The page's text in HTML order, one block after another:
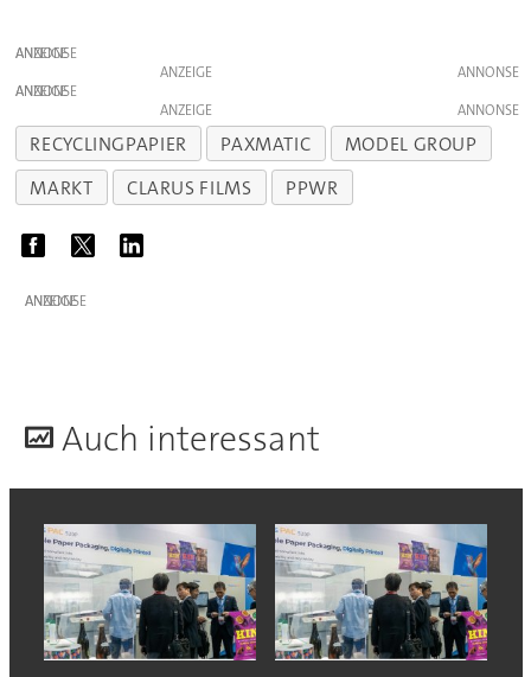
ANZEIGE
ANZEIGE
ANZEIGE
ANZEIGE
RECYCLINGPAPIER PAXMATIC
MODEL GROUP
MARKT
CLARUS FILMS PPWR
ANZEIGE
Auch interessant